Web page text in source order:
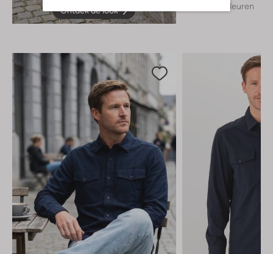
Ontdek de look + meer kleuren